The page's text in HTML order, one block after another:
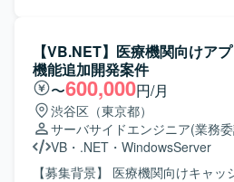
スト計画の策定、関連する開発・
案件管理や顧客との折衝などを行
た、PL/SQL、UNIX-C/C++、VB系
能の改修や追加開発にも携わっていただ
人物像】 複数の開発言語や環境に
題を抽出し解決に向けて主体的に
す。顧客やチームメンバーとのコ
にし、周囲と連携しながら品質と
【VB.NET】医療機関向けア
機能追加開発案件
〜600,000円/月
渋谷区（東京都）
サーバサイドエンジニア(業務
VB ・ .NET ・ WindowsServer
【募集背景】 医療機関向けキャ